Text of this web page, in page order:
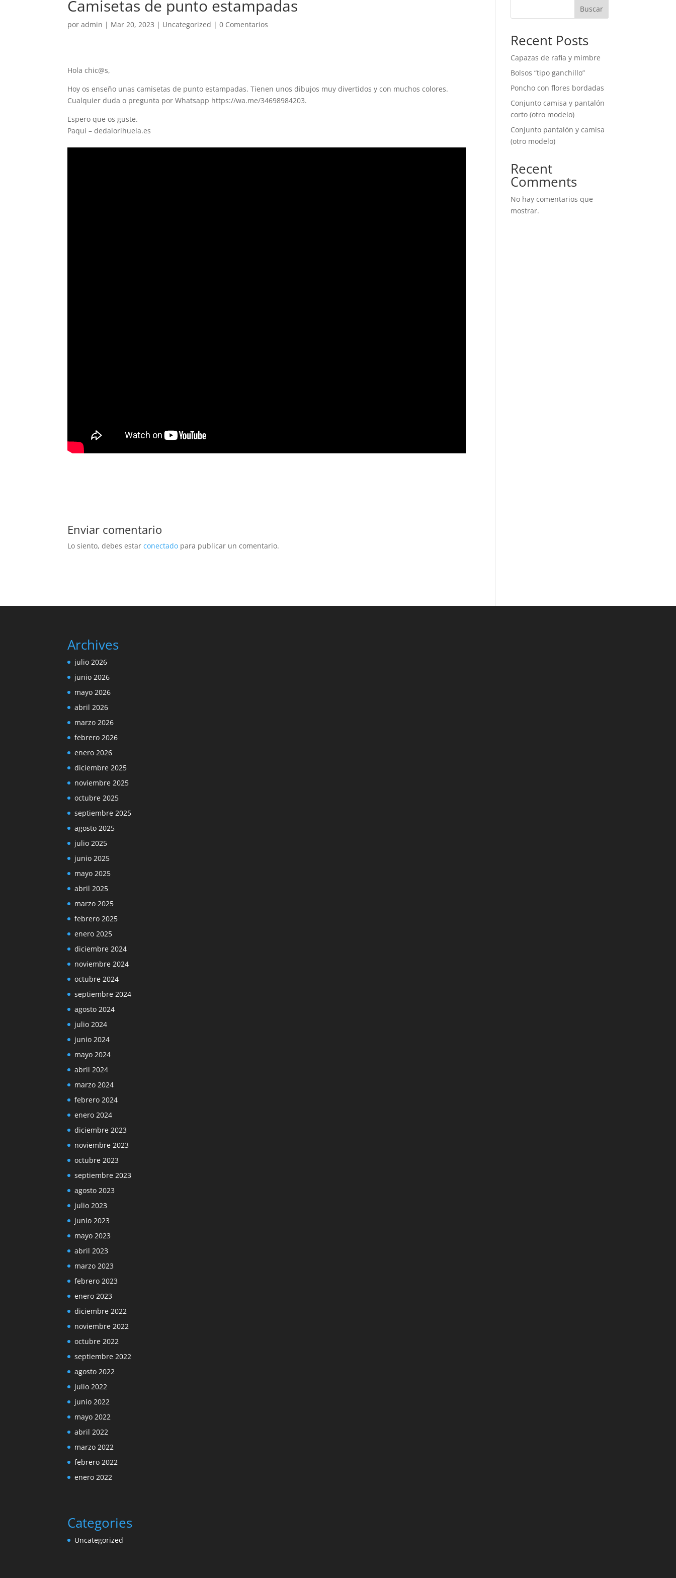
Camisetas de punto estampadas
poradmin | Mar 20, 2023 | Uncategorized |0 Comentarios
Hola chic@s,
Hoy os enseño unas camisetas de punto estampadas. Tienen unos dibujos muy divertidos y con muchos colores.
Cualquier duda o pregunta por Whatsapp https://wa.me/34698984203.
Espero que os guste.
Paqui – dedalorihuela.es
Enviar comentario
Lo siento, debes estarconectado para publicar un comentario.
Buscar
Recent Posts
Capazas de rafia y mimbre
Bolsos “tipo ganchillo”
Poncho con flores bordadas
Conjunto camisa y pantalón
corto (otro modelo)
Conjunto pantalón y camisa
(otro modelo)
Recent
Comments
No hay comentarios que
mostrar.
Archives
julio 2026
junio 2026
mayo 2026
abril 2026
marzo 2026
febrero 2026
enero 2026
diciembre 2025
noviembre 2025
octubre 2025
septiembre 2025
agosto 2025
julio 2025
junio 2025
mayo 2025
abril 2025
marzo 2025
febrero 2025
enero 2025
diciembre 2024
noviembre 2024
octubre 2024
septiembre 2024
agosto 2024
julio 2024
junio 2024
mayo 2024
abril 2024
marzo 2024
febrero 2024
enero 2024
diciembre 2023
noviembre 2023
octubre 2023
septiembre 2023
agosto 2023
julio 2023
junio 2023
mayo 2023
abril 2023
marzo 2023
febrero 2023
enero 2023
diciembre 2022
noviembre 2022
octubre 2022
septiembre 2022
agosto 2022
julio 2022
junio 2022
mayo 2022
abril 2022
marzo 2022
febrero 2022
enero 2022
Categories
Uncategorized